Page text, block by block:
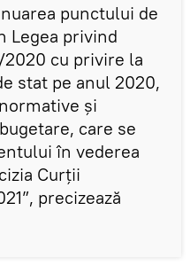
punctului de
Legea privind
2020 cu privire la
stat pe anul 2020,
și
care se
în vederea
Curții
precizează